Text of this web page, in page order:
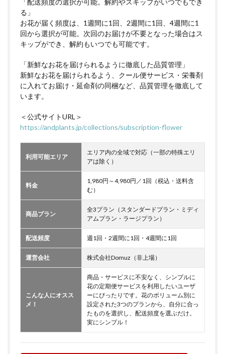
「配送頻度の選択が可能。解約やスキップがいつでもでき
る」
お花が届く頻度は、1週間に1回、2週間に1回、4週間に1
回から選択が可能。次回のお届けが不要となった場合はス
キップができ、解約もいつでも可能です。
「新鮮なお花を届けられるように徹底した品質管理」
新鮮なお花を届けられるよう、クール便サービス・栄養剤
に入れてお届け・延命剤の同梱など、品質管理を徹底して
います。
＜公式サイトURL＞
https://andplants.jp/collections/subscription-flower
利用可能エリア
エリア内の全域で対応（一部の特殊エリ
アは除く）
料金
1,980円～4,980円／1回（税込・送料含
む）
商品プラン
全3プラン（スタンダードプラン・ミディ
アムプラン・ラージプラン）
配送頻度 週1回・2週間に1回・4週間に1回
運営会社 株式会社Domuz（非上場）
こんな人にオスス
メ！
商品・サービスに不安なく、シンプルに
花の定期便サービスを利用したいユーザ
ーにぴったりです。花のボリューム別に
設定された3つのプランから、自分に合っ
たものを選択し、配送頻度を選ぶだけ。
実にシンプル！